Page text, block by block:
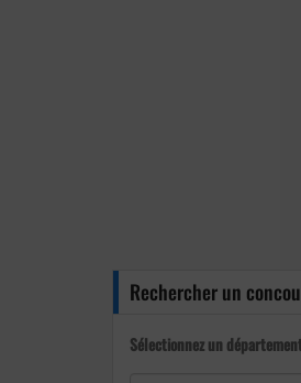
Rechercher un
Sélectionnez un